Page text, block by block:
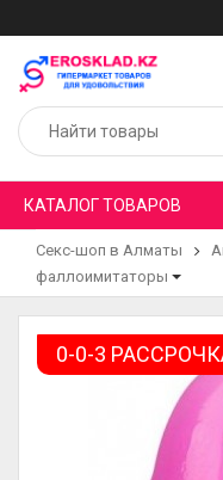
КАТАЛОГ ТОВАРОВ
Секс-шоп в Алматы
фаллоимитаторы
0-0-3